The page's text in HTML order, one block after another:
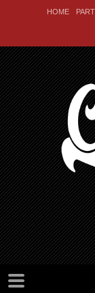
HOME